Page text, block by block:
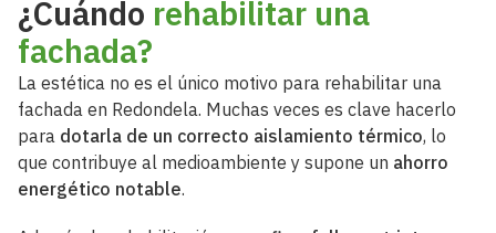
¿Cuándo rehabilitar una
fachada?
La estética no es el único motivo para rehabilitar una
fachada en Redondela. Muchas veces es clave hacerlo
para dotarla de un correcto aislamiento térmico, lo
que contribuye al medioambiente y supone un ahorro
energético notable.